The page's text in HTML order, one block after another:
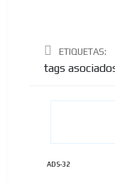
ETIQUETAS:
tags
ADS-32